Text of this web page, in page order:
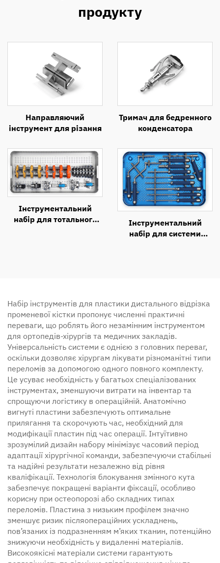
продукту
Направляючий
інструмент для різання
Тримач для бедренного
конденсатора
Інструментальний
набір для тотального
Інструментальний
набір для системи
Набір інструментів для пластики дистального відрізка
променевої кістки пропонує численні практичні
переваги, що роблять його незамінним інструментом
для ортопедів-хірургів та медичних закладів.
Універсальність системи є однією з головних переваг,
оскільки дозволяє хірургам лікувати різноманітні типи
переломів за допомогою одного повного комплекту.
Це усуває необхідність у багатьох спеціалізованих
інструментах, зменшуючи витрати на інвентар та
спрощуючи логістику в операційній. Анатомічно
вигнуті пластини забезпечують оптимальне
прилягання та скорочують час, необхідний для
модифікації пластин під час операції. Інтуїтивно
зрозумілий дизайн набору мінімізує часовий період
адаптації хірургічної команди, забезпечуючи стабільні
та надійні результати незалежно від рівня
кваліфікації. Технологія блокування змінного кута
забезпечує покращені варіанти фіксації, особливо
корисну при остеопорозі або складних типах
переломів. Пластина з низьким профілем значно
зменшує ризик післяопераційних ускладнень,
пов’язаних із подразненням м’яких тканин, потенційно
знижуючи необхідність у видаленні матеріалів.
Високоякісні матеріали системи гарантують